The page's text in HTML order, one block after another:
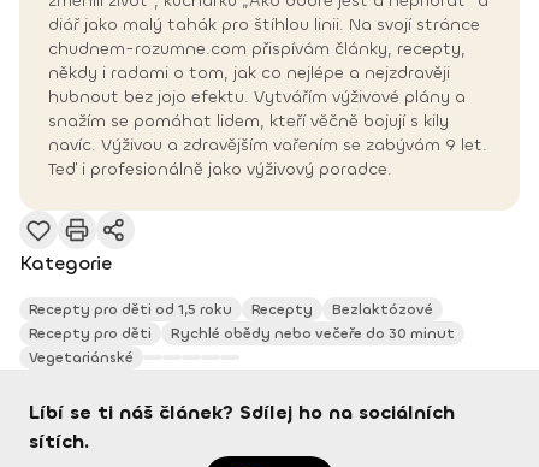
diář jako malý tahák pro štíhlou linii. Na svojí stránce
chudnem-rozumne.com přispívám články, recepty,
někdy i radami o tom, jak co nejlépe a nejzdravěji
hubnout bez jojo efektu. Vytvářím výživové plány a
snažím se pomáhat lidem, kteří věčně bojují s kily
navíc. Výživou a zdravějším vařením se zabývám 9 let.
Teď i profesionálně jako výživový poradce.
Kategorie
Recepty pro děti od 1,5 roku Recepty
Bezlaktózové
Recepty pro děti
Rychlé obědy nebo večeře do 30 minut
Vegetariánské
Líbí se ti náš článek? Sdílej ho na sociálních
sítích.